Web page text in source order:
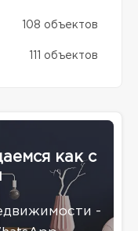
108 объектов
111 объектов
как с
-